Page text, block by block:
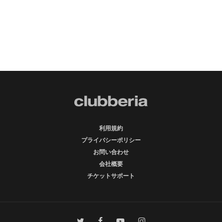
利用規約
プライバシーポリシー
お問い合わせ
会社概要
チケットサポート